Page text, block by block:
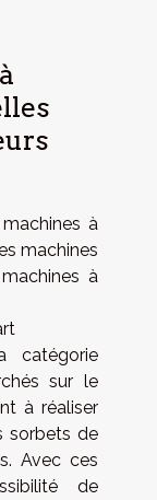
à
machines
à
catégorie
sur le
à réaliser
sorbets de
Avec ces
de